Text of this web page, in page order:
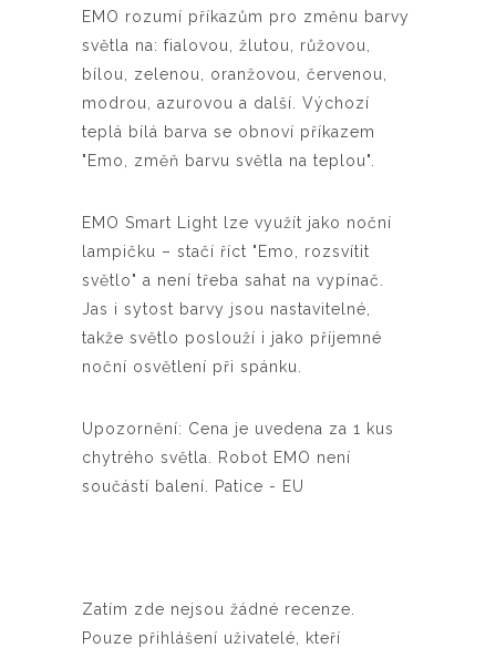
EMO rozumí příkazům pro změnu barvy
světla na: fialovou, žlutou, růžovou,
bílou, zelenou, oranžovou, červenou,
modrou, azurovou a další. Výchozí
teplá bílá barva se obnoví příkazem
"Emo, změň barvu světla na teplou".
EMO Smart Light lze využít jako noční
lampičku – stačí říct "Emo, rozsvítit
světlo" a není třeba sahat na vypínač.
Jas i sytost barvy jsou nastavitelné,
takže světlo poslouží i jako příjemné
noční osvětlení při spánku.
Upozornění: Cena je uvedena za 1 kus
chytrého světla. Robot EMO není
součástí balení. Patice - EU
Zatím zde nejsou žádné recenze.
Pouze přihlášení uživatelé, kteří